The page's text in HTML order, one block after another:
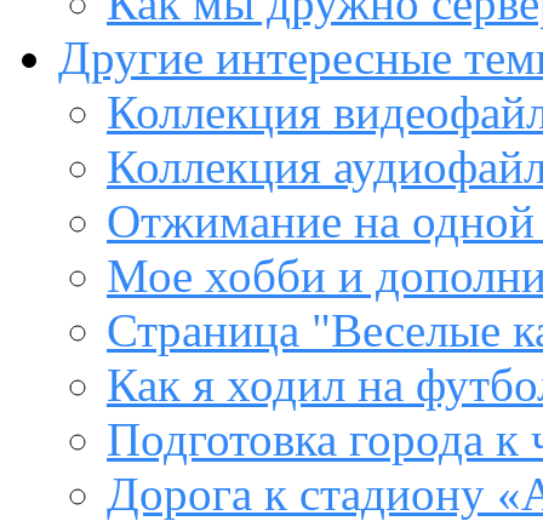
Другие интересные
Коллекция
Коллекция
Отжимание на одной
Мое хобби и
Страница "Веселые
Как я ходил на
Подготовка города к
Дорога к стадиону